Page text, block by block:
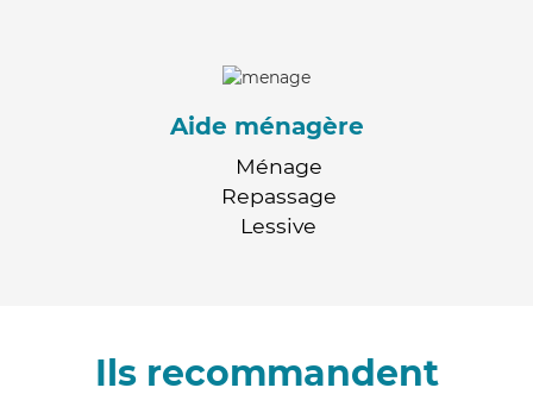
Aide ménagère
Ménage
Repassage
Lessive
Ils recommandent